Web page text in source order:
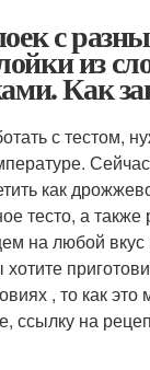
с
из
Как
с тестом,
как
тесто, а также
на любой вкус
, то как это
ссылку на